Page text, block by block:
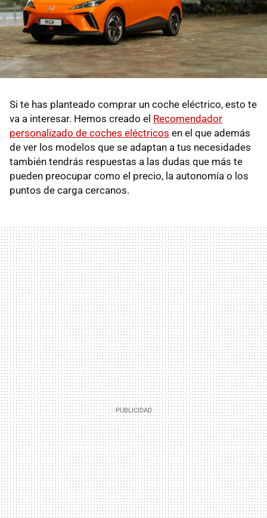
Si te has planteado comprar un coche eléctrico, esto te
va a interesar. Hemos creado el Recomendador
personalizado de coches eléctricos en el que además
de ver los modelos que se adaptan a tus necesidades
también tendrás respuestas a las dudas que más te
pueden preocupar como el precio, la autonomía o los
puntos de carga cercanos.